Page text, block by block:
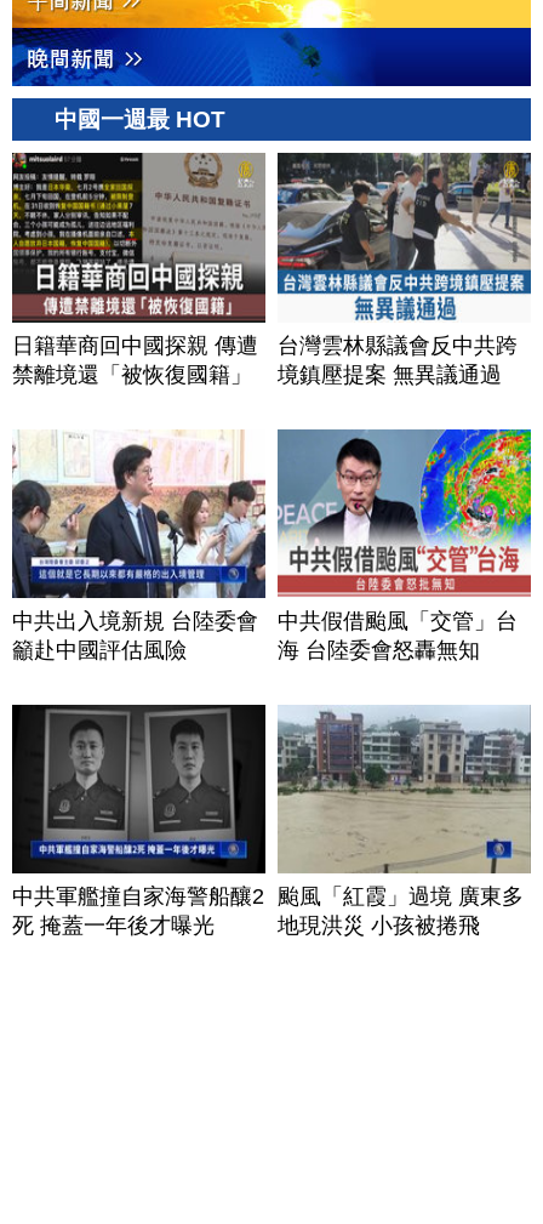
中國一週最 HOT
日籍華商回中國探親 傳遭
禁離境還「被恢復國籍」
台灣雲林縣議會反中共跨
境鎮壓提案 無異議通過
中共出入境新規 台陸委會
籲赴中國評估風險
中共假借颱風「交管」台
海 台陸委會怒轟無知
中共軍艦撞自家海警船釀2
死 掩蓋一年後才曝光
颱風「紅霞」過境 廣東多
地現洪災 小孩被捲飛